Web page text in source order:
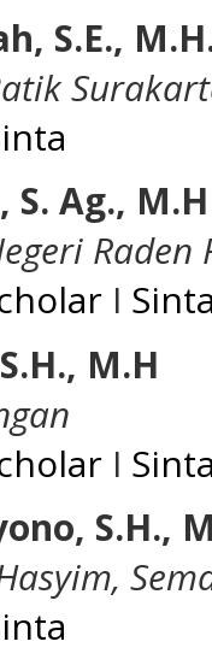
S.E.,
S. Ag., M.H
Raden
I
M.H
I
S.H.,